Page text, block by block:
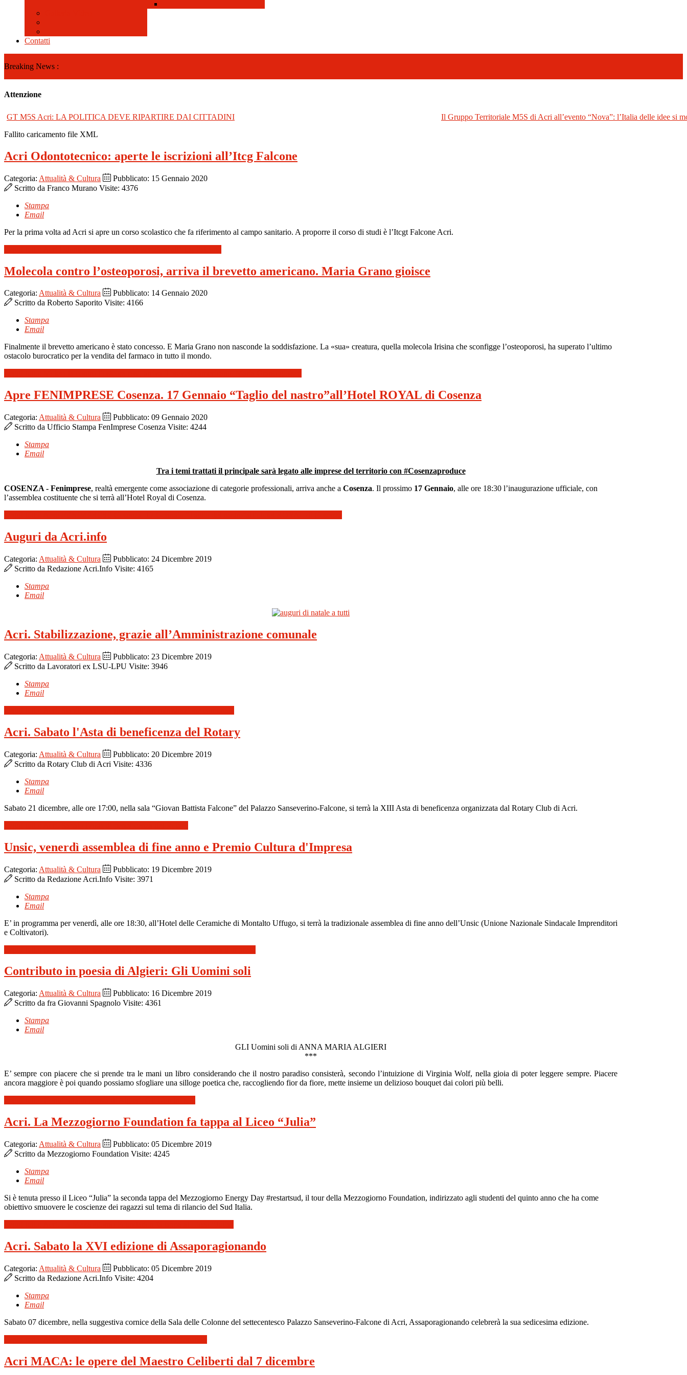
Contatti
Breaking News :
GT M5S Acri: LA POLITICA DEVE RIPARTIRE DAI CITTADINI Il Gruppo Territoriale M5S di Acri all’evento “Nova”: l’Italia delle idee si
Attenzione
Fallito caricamento file XML
Acri Odontotecnico: aperte le iscrizioni all’Itcg Falcone
Categoria: Attualità & Cultura
Pubblicato: 15 Gennaio 2020
Scritto da Franco Murano Visite: 4376
Stampa
Email
Per la prima volta ad Acri si apre un corso scolastico che fa riferimento al campo sanitario. A proporre il corso di studi è l’Itcgt Falcone Acri.
Molecola contro l’osteoporosi, arriva il brevetto americano. Maria Grano gioisce
Categoria: Attualità & Cultura
Pubblicato: 14 Gennaio 2020
Scritto da Roberto Saporito Visite: 4166
Stampa
Email
Finalmente il brevetto americano è stato concesso. E Maria Grano non nasconde la soddisfazione. La «sua» creatura, quella molecola Irisina che sconfigge l’osteoporosi, ha superato l’ultimo
ostacolo burocratico per la vendita del farmaco in tutto il mondo.
Apre FENIMPRESE Cosenza. 17 Gennaio “Taglio del nastro”all’Hotel ROYAL di Cosenza
Categoria: Attualità & Cultura
Pubblicato: 09 Gennaio 2020
Scritto da Ufficio Stampa FenImprese Cosenza Visite: 4244
Stampa
Email
Tra i temi trattati il principale sarà legato alle imprese del territorio con #Cosenzaproduce
COSENZA - Fenimprese, realtà emergente come associazione di categorie professionali, arriva anche a Cosenza. Il prossimo 17 Gennaio, alle ore 18:30 l’inaugurazione ufficiale, con
l’assemblea costituente che si terrà all’Hotel Royal di Cosenza.
Auguri da Acri.info
Categoria: Attualità & Cultura
Pubblicato: 24 Dicembre 2019
Scritto da Redazione Acri.Info Visite: 4165
Stampa
Email
Acri. Stabilizzazione, grazie all’Amministrazione comunale
Categoria: Attualità & Cultura
Pubblicato: 23 Dicembre 2019
Scritto da Lavoratori ex LSU-LPU Visite: 3946
Stampa
Email
Acri. Sabato l'Asta di beneficenza del Rotary
Categoria: Attualità & Cultura
Pubblicato: 20 Dicembre 2019
Scritto da Rotary Club di Acri Visite: 4336
Stampa
Email
Sabato 21 dicembre, alle ore 17:00, nella sala “Giovan Battista Falcone” del Palazzo Sanseverino-Falcone, si terrà la XIII Asta di beneficenza organizzata dal Rotary Club di Acri.
Unsic, venerdì assemblea di fine anno e Premio Cultura d'Impresa
Categoria: Attualità & Cultura
Pubblicato: 19 Dicembre 2019
Scritto da Redazione Acri.Info Visite: 3971
Stampa
Email
E’ in programma per venerdì, alle ore 18:30, all’Hotel delle Ceramiche di Montalto Uffugo, si terrà la tradizionale assemblea di fine anno dell’Unsic (Unione Nazionale Sindacale Imprenditori
e Coltivatori).
Contributo in poesia di Algieri: Gli Uomini soli
Categoria: Attualità & Cultura
Pubblicato: 16 Dicembre 2019
Scritto da fra Giovanni Spagnolo Visite: 4361
Stampa
Email
GLI Uomini soli di ANNA MARIA ALGIERI
***
E’ sempre con piacere che si prende tra le mani un libro considerando che il nostro paradiso consisterà, secondo l’intuizione di Virginia Wolf, nella gioia di poter leggere sempre. Piacere
ancora maggiore è poi quando possiamo sfogliare una silloge poetica che, raccogliendo fior da fiore, mette insieme un delizioso bouquet dai colori più belli.
Acri. La Mezzogiorno Foundation fa tappa al Liceo “Julia”
Categoria: Attualità & Cultura
Pubblicato: 05 Dicembre 2019
Scritto da Mezzogiorno Foundation Visite: 4245
Stampa
Email
Si è tenuta presso il Liceo “Julia” la seconda tappa del Mezzogiorno Energy Day #restartsud, il tour della Mezzogiorno Foundation, indirizzato agli studenti del quinto anno che ha come
obiettivo smuovere le coscienze dei ragazzi sul tema di rilancio del Sud Italia.
Acri. Sabato la XVI edizione di Assaporagionando
Categoria: Attualità & Cultura
Pubblicato: 05 Dicembre 2019
Scritto da Redazione Acri.Info Visite: 4204
Stampa
Email
Sabato 07 dicembre, nella suggestiva cornice della Sala delle Colonne del settecentesco Palazzo Sanseverino-Falcone di Acri, Assaporagionando celebrerà la sua sedicesima edizione.
Acri MACA: le opere del Maestro Celiberti dal 7 dicembre